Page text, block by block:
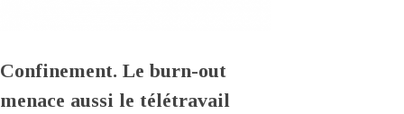
Confinement. Le burn-out
menace aussi le télétravail